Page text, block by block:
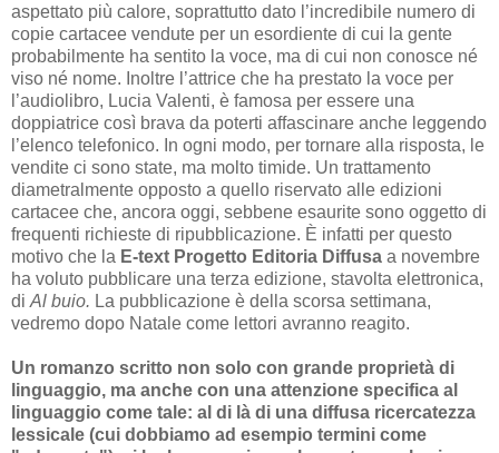
aspettato più calore, soprattutto dato l’incredibile numero di
copie cartacee vendute per un esordiente di cui la gente
probabilmente ha sentito la voce, ma di cui non conosce né
viso né nome. Inoltre l’attrice che ha prestato la voce per
l’audiolibro, Lucia Valenti, è famosa per essere una
doppiatrice così brava da poterti affascinare anche leggendo
l’elenco telefonico. In ogni modo, per tornare alla risposta, le
vendite ci sono state, ma molto timide. Un trattamento
diametralmente opposto a quello riservato alle edizioni
cartacee che, ancora oggi, sebbene esaurite sono oggetto di
frequenti richieste di ripubblicazione. È infatti per questo
motivo che la E-text Progetto Editoria Diffusa a novembre
ha voluto pubblicare una terza edizione, stavolta elettronica,
di Al buio. La pubblicazione è della scorsa settimana,
vedremo dopo Natale come lettori avranno reagito.
Un romanzo scritto non solo con grande proprietà di
linguaggio, ma anche con una attenzione specifica al
linguaggio come tale: al di là di una diffusa ricercatezza
lessicale (cui dobbiamo ad esempio termini come